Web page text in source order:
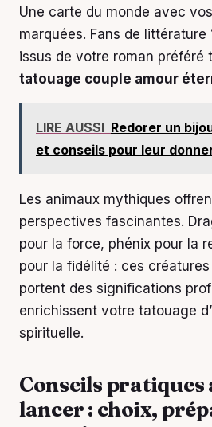
Une carte du monde avec
marquées. Fans de littérature
issus de votre roman préféré
tatouage couple amour
LIRE AUSSI Redorer un
et conseils pour leur
Les animaux mythiques
perspectives fascinantes.
pour la force, phénix pour la
pour la fidélité : ces
portent des significations
enrichissent votre tatouage
spirituelle.
Conseils pratiques
lancer : choix,